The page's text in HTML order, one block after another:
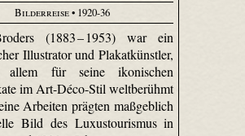
Bilderreise• 1920-36
(1883 – 1953) war ein
Illustrator und Plakatkünstler,
für seine ikonischen
im Art-Déco-Stil weltberühmt
Arbeiten prägten maßgeblich
Bild des Luxustourismus in